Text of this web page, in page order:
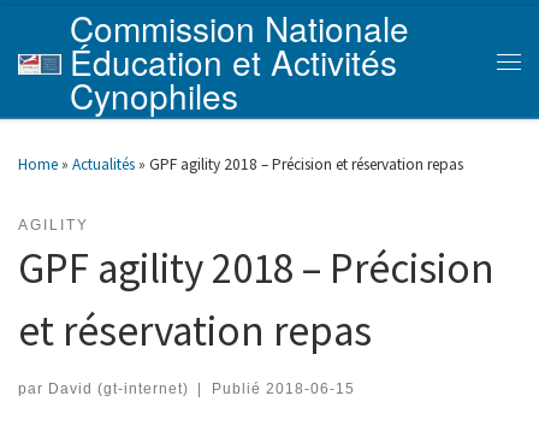
Skip to content
Commission Nationale
Éducation et Activités
Cynophiles
Home » Actualités » GPF agility 2018 – Précision et réservation repas
AGILITY
GPF agility 2018 – Précision
et réservation repas
par David (gt-internet) Publié 2018-06-15